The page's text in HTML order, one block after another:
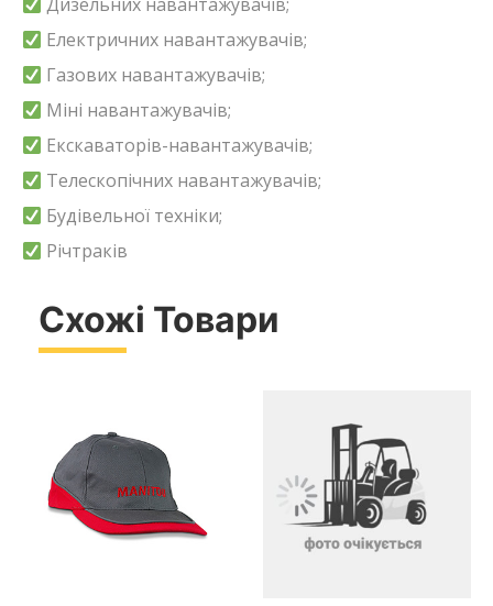
Електричних навантажувачів;
Газових навантажувачів;
Міні навантажувачів;
Екскаваторів-навантажувачів;
Телескопічних навантажувачів;
Будівельної техніки;
Річтраків
Схожі Товари